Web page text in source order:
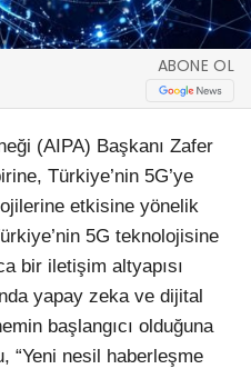
ABONE OL
(AIPA) Başkanı Zafer
Türkiye’nin 5G’ye
etkisine yönelik
5G teknolojisine
bir iletişim altyapısı
yapay zeka ve dijital
başlangıcı olduğuna
“Yeni nesil haberleşme